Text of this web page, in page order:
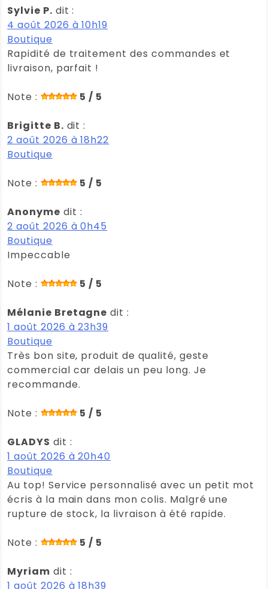
Sylvie P. dit :
4 août 2026 à 10h19
Boutique
Rapidité de traitement des commandes et
livraison, parfait !
Note : 5 / 5
Brigitte B. dit :
2 août 2026 à 18h22
Boutique
Note : 5 / 5
Anonyme dit :
2 août 2026 à 0h45
Boutique
Impeccable
Note : 5 / 5
Mélanie Bretagne dit :
1 août 2026 à 23h39
Boutique
Très bon site, produit de qualité, geste
commercial car delais un peu long. Je
recommande.
Note : 5 / 5
GLADYS dit :
1 août 2026 à 20h40
Boutique
Au top! Service personnalisé avec un petit mot
écris à la main dans mon colis. Malgré une
rupture de stock, la livraison à été rapide.
Note : 5 / 5
Myriam dit :
1 août 2026 à 18h39